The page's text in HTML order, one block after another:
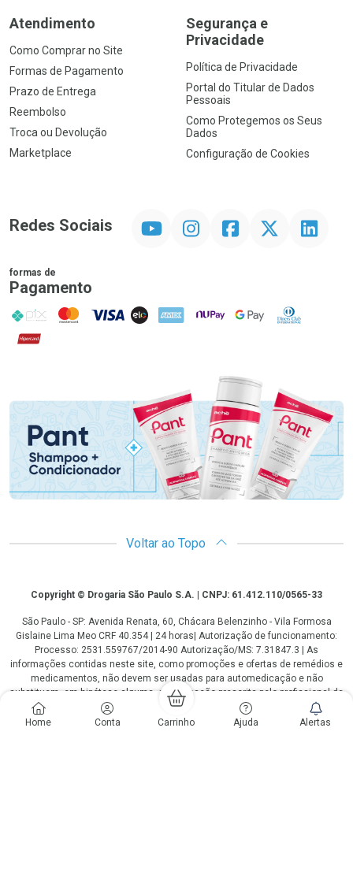
Home Conta Carrinho Ajuda Alertas
Atendimento
Como Comprar no Site
Formas de Pagamento
Prazo de Entrega
Reembolso
Troca ou Devolução
Marketplace
Segurança e
Privacidade
Política de Privacidade
Portal do Titular de Dados
Pessoais
Como Protegemos os Seus
Dados
Configuração de Cookies
Redes Sociais InstagramFacebookTwitter Linkedin
formas de
Pagamento
PIX MasterCard
VISA ELO AMEX NuPay Google PayDiners Club
Hipercard
Voltar ao Topo
CopyrightCopyright © Drogaria São Paulo S.A. | CNPJ: 61.412.110/0565-33
São Paulo - SP: Avenida Renata, 60, Chácara Belenzinho - Vila Formosa
Gislaine Lima Meo CRF 40.354 | 24 horas| Autorização de funcionamento:
Processo: 2531.559767/2014-90 Autorização/MS: 7.31847.3 | As
informações contidas neste site, como promoções e ofertas de remédios e
medicamentos, não devem ser usadas para automedicação e não
substituem, em hipótese alguma, a medicação prescrita pelo profissional da
área médica. Somente o médico está em condições de diagnosticar
qualquer problema de saúde e prescrever o tratamento adequado. Os